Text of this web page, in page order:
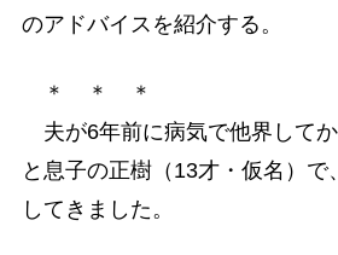
のアドバイスを紹介する。
＊ ＊ ＊
夫が6年前に病気で他界してか
と息子の正樹（13才・仮名）で
してきました。